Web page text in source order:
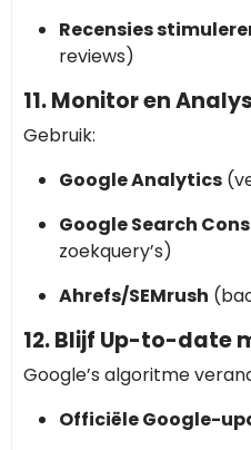
Recensies
reviews)
11. Monitor en
Gebruik:
Google Analytics
Google Search
zoekquery’s)
Ahrefs/SEMrush
12. Blijf Up-to-date
Google’s algoritme
Officiële Google-